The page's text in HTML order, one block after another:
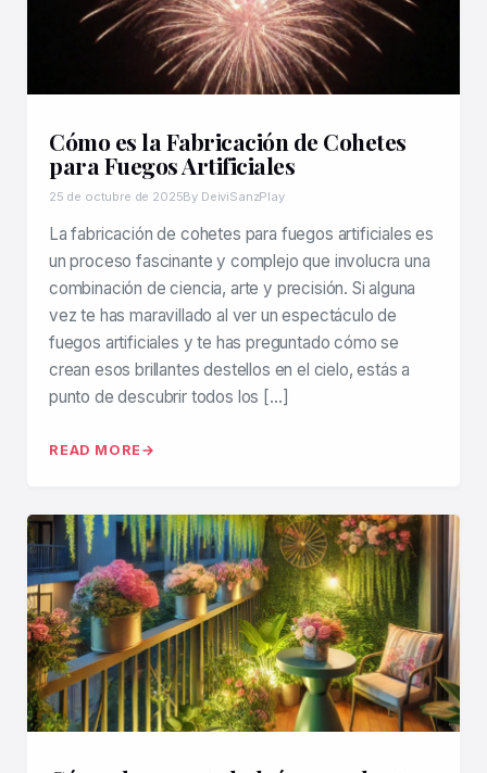
Cómo es la Fabricación de Cohetes
para Fuegos Artificiales
25 de octubre de 2025By DeiviSanzPlay
La fabricación de cohetes para fuegos artificiales es
un proceso fascinante y complejo que involucra una
combinación de ciencia, arte y precisión. Si alguna
vez te has maravillado al ver un espectáculo de
fuegos artificiales y te has preguntado cómo se
crean esos brillantes destellos en el cielo, estás a
punto de descubrir todos los […]
READ MORE